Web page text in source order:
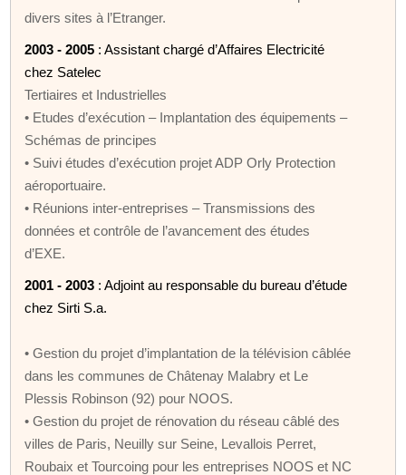
divers sites à l’Etranger.
2003 - 2005 : Assistant chargé d’Affaires Electricité
chez Satelec
Tertiaires et Industrielles
• Etudes d’exécution – Implantation des équipements –
Schémas de principes
• Suivi études d’exécution projet ADP Orly Protection
aéroportuaire.
• Réunions inter-entreprises – Transmissions des
données et contrôle de l’avancement des études
d’EXE.
2001 - 2003 : Adjoint au responsable du bureau d’étude
chez Sirti S.a.
• Gestion du projet d’implantation de la télévision câblée
dans les communes de Châtenay Malabry et Le
Plessis Robinson (92) pour NOOS.
• Gestion du projet de rénovation du réseau câblé des
villes de Paris, Neuilly sur Seine, Levallois Perret,
Roubaix et Tourcoing pour les entreprises NOOS et NC